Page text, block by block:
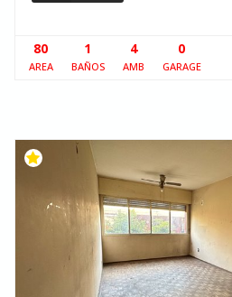
80
AREA
1
BAÑOS
4
AMB
0
GARAGE